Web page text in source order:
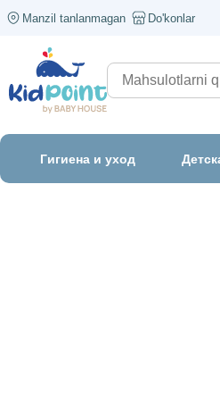
Manzil tanlanmagan Do'konlar
Гигиена и уход